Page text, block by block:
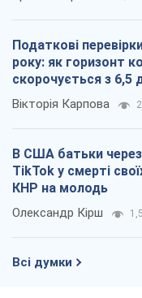
Податкові
року: як горизонт
скорочується з 6,5
Вікторія Карпова
В США батьки
TikTok у смерті
КНР на молодь
Олександр Кірш
Всі думки